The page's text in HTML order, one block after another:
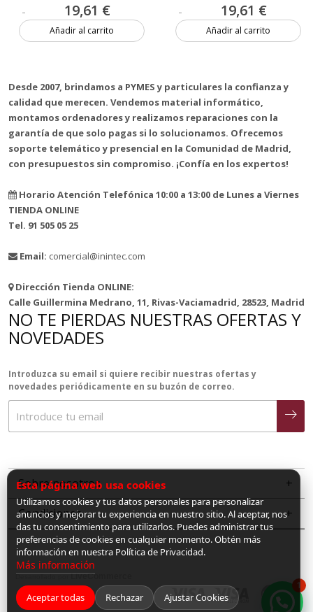
19,61 €
Añadir al carrito
19,61 €
Añadir al carrito
Desde 2007, brindamos a PYMES y particulares la confianza y
calidad que merecen. Vendemos material informático,
montamos ordenadores y realizamos reparaciones con la
garantía de que solo pagas si lo solucionamos. Ofrecemos
soporte telemático y presencial en la Comunidad de Madrid,
con presupuestos sin compromiso. ¡Confía en los expertos!
Horario Atención Telefónica 10:00 a 13:00 de Lunes a Viernes
TIENDA ONLINE
Tel. 91 505 05 25
Email: comercial@inintec.com
Dirección Tienda ONLINE:
Calle Guillermina Medrano, 11, Rivas-Vaciamadrid, 28523, Madrid
NO TE PIERDAS NUESTRAS OFERTAS Y
NOVEDADES
Introduzca su email si quiere recibir nuestras ofertas y
novedades periódicamente en su buzón de correo.
Sobre nosotros
Condiciones
LiveCommerce
1
Esta página web usa cookies
Utilizamos cookies y tus datos personales para personalizar
anuncios y mejorar tu experiencia en nuestro sitio. Al aceptar, nos
das tu consentimiento para utilizarlos. Puedes administrar tus
preferencias de cookies en cualquier momento. Obtén más
información en nuestra Política de Privacidad.
Más información
Aceptar todas Rechazar Ajustar Cookies